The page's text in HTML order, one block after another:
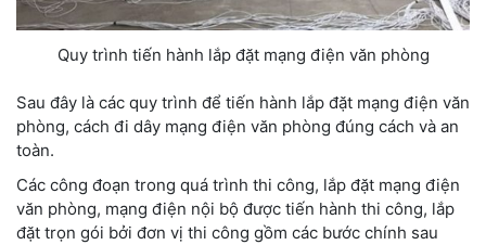
Quy trình tiến hành lắp đặt mạng điện văn phòng
Sau đây là các quy trình để tiến hành lắp đặt mạng điện văn
phòng, cách đi dây mạng điện văn phòng đúng cách và an
toàn.
Các công đoạn trong quá trình thi công, lắp đặt mạng điện
văn phòng, mạng điện nội bộ được tiến hành thi công, lắp
đặt trọn gói bởi đơn vị thi công gồm các bước chính sau